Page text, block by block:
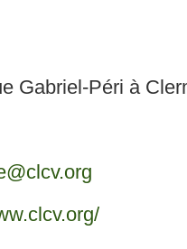
Gabriel-Péri à